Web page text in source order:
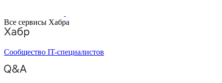
Все сервисы Хабра
Сообщество IT-специалистов